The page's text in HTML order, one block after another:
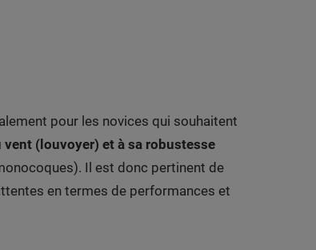
pour les novices qui souhaitent
(louvoyer) et à sa robustesse
Il est donc pertinent de
en termes de performances et